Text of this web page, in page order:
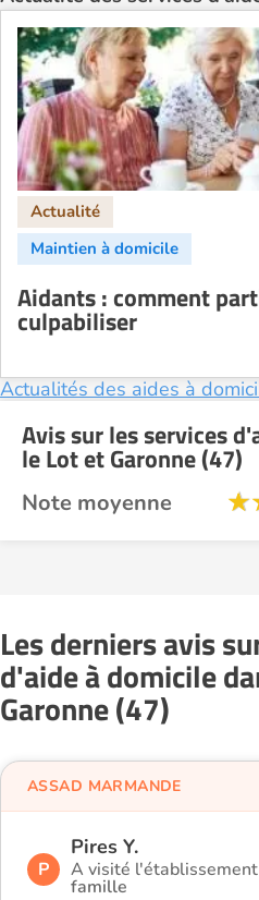
Aidants : comment
culpabiliser
Actualités des aides à
Avis sur les services
le Lot et Garonne (47)
Note moyenne
Les derniers avis
d'aide à domicile
Garonne (47)
P
Pires Y.
A visité
famille
ASSAD MARMANDE